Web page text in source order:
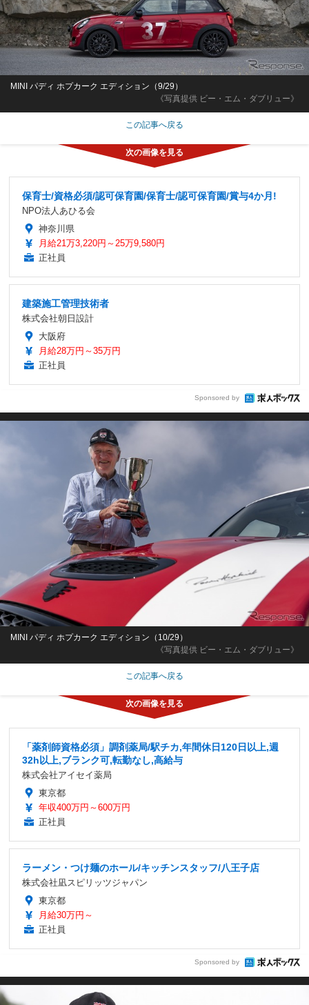
《写真提供 ビー・エム・ダブリュー》
MINI パディ ホプカーク エディション（9/29）
この記事へ戻る
保育士/資格必須/認可保育園/保育士/認可保育園/賞与4か月!
NPO法人あひる会
神奈川県
月給21万3,220円～25万9,580円
正社員
建築施工管理技術者
株式会社朝日設計
大阪府
月給28万円～35万円
正社員
Sponsored by
《写真提供 ビー・エム・ダブリュー》
MINI パディ ホプカーク エディション（10/29）
この記事へ戻る
「薬剤師資格必須」調剤薬局/駅チカ,年間休日120日以上,週
32h以上,ブランク可,転勤なし,高給与
株式会社アイセイ薬局
東京都
年収400万円～600万円
正社員
ラーメン・つけ麺のホール/キッチンスタッフ/八王子店
株式会社凪スピリッツジャパン
東京都
月給30万円～
正社員
Sponsored by